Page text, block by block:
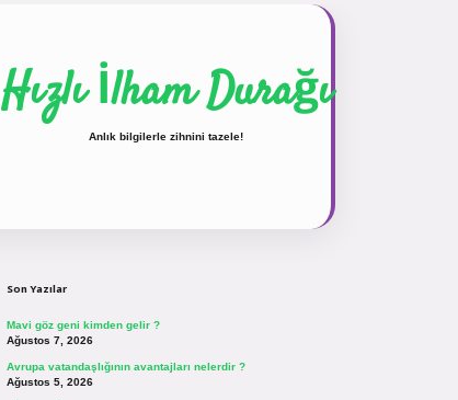
Hızlı İlham Durağı
Anlık bilgilerle zihnini tazele!
Son Yazılar
Mavi göz geni kimden gelir ?
Ağustos 7, 2026
Avrupa vatandaşlığının avantajları nelerdir ?
Ağustos 5, 2026